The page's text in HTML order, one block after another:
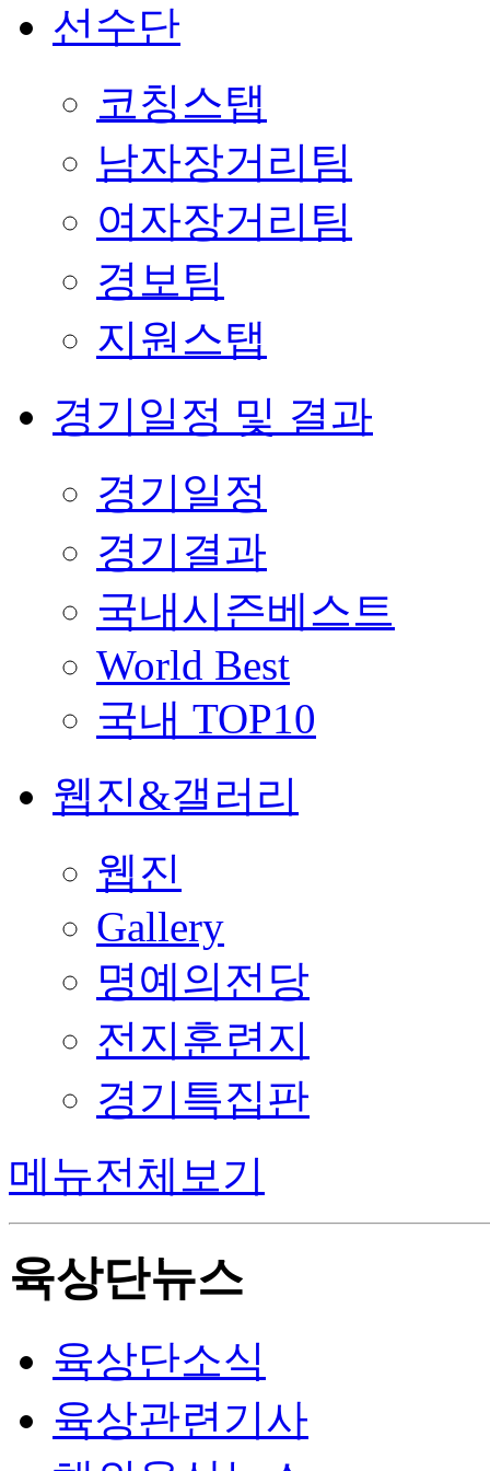
선수단
코칭스탭
남자장거리팀
여자장거리팀
경보팀
지원스탭
경기일정 및 결과
경기일정
경기결과
국내시즌베스트
World Best
국내 TOP10
웹진&갤러리
웹진
Gallery
명예의전당
전지훈련지
경기특집판
메뉴전체보기
육상단뉴스
육상단소식
육상관련기사